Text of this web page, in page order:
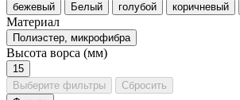
бежевый Белый голубой коричневый
Материал
Полиэстер, микрофибра
Высота ворса (мм)
15
Выберите фильтры
Сбросить